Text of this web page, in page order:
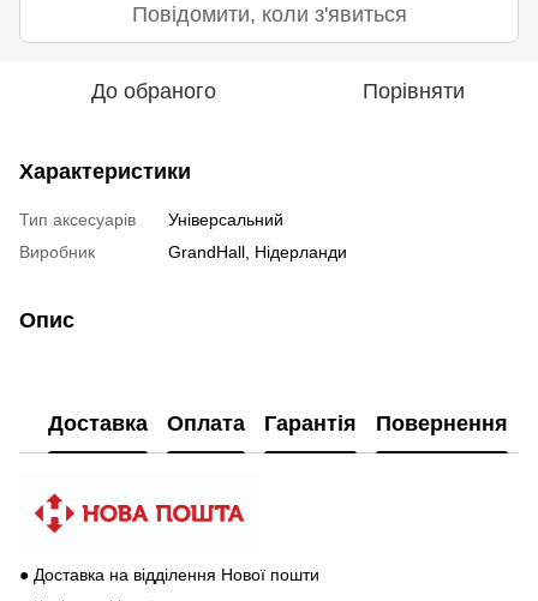
Повідомити, коли з'явиться
До обраного Порівняти
Характеристики
Тип аксесуарів
Універсальний
Виробник
GrandHall, Нідерланди
Опис
Доставка Оплата Гарантія Повернення
● Доставка на відділення Нової пошти